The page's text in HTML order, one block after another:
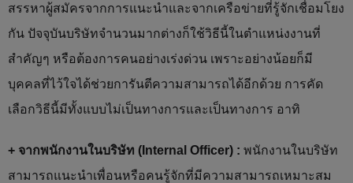
สรรหาผู้สมัครจากการแนะนำและจากเครือข่ายที่รู้จักเชื่อมโยง
กัน ปัจจุบันบริษัทจำนวนมากต่างก็ใช้วิธีนี้ในตำแหน่งงานที่
สำคัญๆ หรือต้องการคนอย่างเร่งด่วน เพราะอย่างน้อยก็มี
บุคคลที่ไว้ใจได้ช่วยการันตีความสามารถได้อีกด้วย การคัด
เลือกวิธีนี้มีทั้งแบบไม่เป็นทางการและเป็นทางการ อาทิ
+ จากพนักงานในบริษัท (Internal Officer) : พนักงานในบริษัท
สามารถแนะนำเพื่อนหรือคนรู้จักที่มีความสามารถเหมาะสม